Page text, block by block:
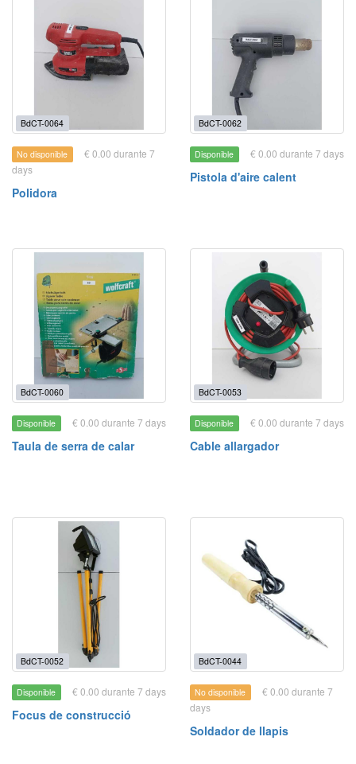
BdCT-0064
No disponible
€ 0.00 durante 7
days
Polidora
BdCT-0062
Disponible € 0.00 durante 7 days
Pistola d'aire calent
BdCT-0060
Disponible € 0.00 durante 7 days
Taula de serra de calar
BdCT-0053
Disponible € 0.00 durante 7 days
Cable allargador
BdCT-0052
Disponible € 0.00 durante 7 days
Focus de construcció
BdCT-0044
No disponible
€ 0.00 durante 7
days
Soldador de llapis